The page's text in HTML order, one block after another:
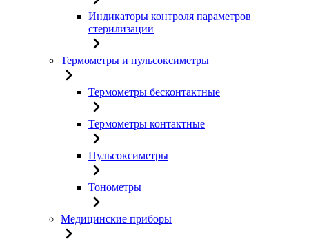
Индикаторы контроля параметров
стерилизации
Термометры и пульсоксиметры
Термометры бесконтактные
Термометры контактные
Пульсоксиметры
Тонометры
Медицинские приборы